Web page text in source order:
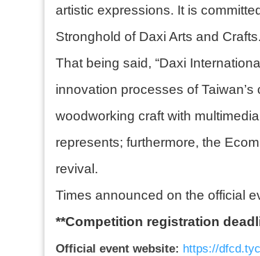
artistic expressions. It is
Stronghold of Daxi Arts and
That being said, “Daxi
innovation processes of
woodworking craft with
represents; furthermore, the
revival.
Times announced on the official
**Competition registration
Official event website: https://